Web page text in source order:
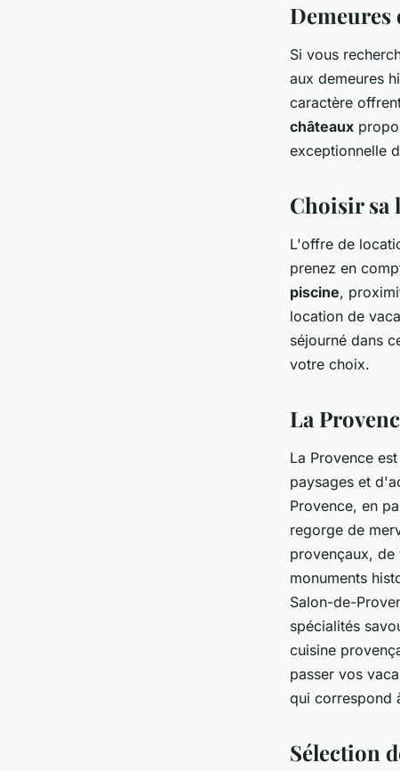
Demeures
Si vous
aux demeures
caractère
châteaux
exceptionnelle
Choisir sa
L'offre de
prenez en
piscine,
location de
séjourné dans
votre choix.
La
La Provence
paysages et
Provence, en
regorge de
provençaux, de
monuments
Salon-de-
spécialités
cuisine
passer vos
qui correspond
Sélection